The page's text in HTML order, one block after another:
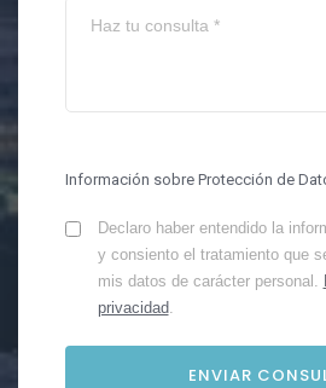
Información sobre Protección de
Declaro haber entendido la
y consiento el tratamiento que
mis datos de carácter personal.
privacidad.